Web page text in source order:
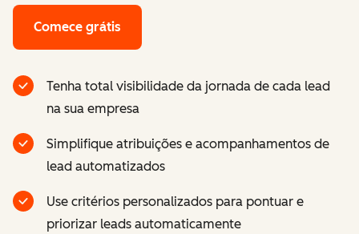
Comece grátis
Tenha total visibilidade da jornada de cada lead
na sua empresa
Simplifique atribuições e acompanhamentos de
lead automatizados
Use critérios personalizados para pontuar e
priorizar leads automaticamente